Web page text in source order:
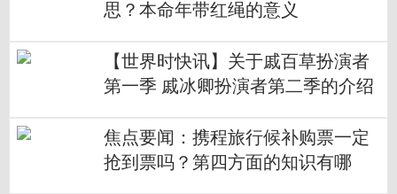
思？本命年带红绳的意义
【世界时快讯】关于戚百草扮演者
第一季 戚冰卿扮演者第二季的介绍
焦点要闻：携程旅行候补购票一定
抢到票吗？第四方面的知识有哪